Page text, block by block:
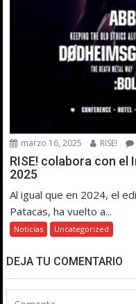
marzo 16, 2025 RISE!
RISE! colabora con el
2025
Al igual que en 2024, el
Patacas, ha vuelto a...
Noticias Uncategorized
DEJA TU COMENTARIO